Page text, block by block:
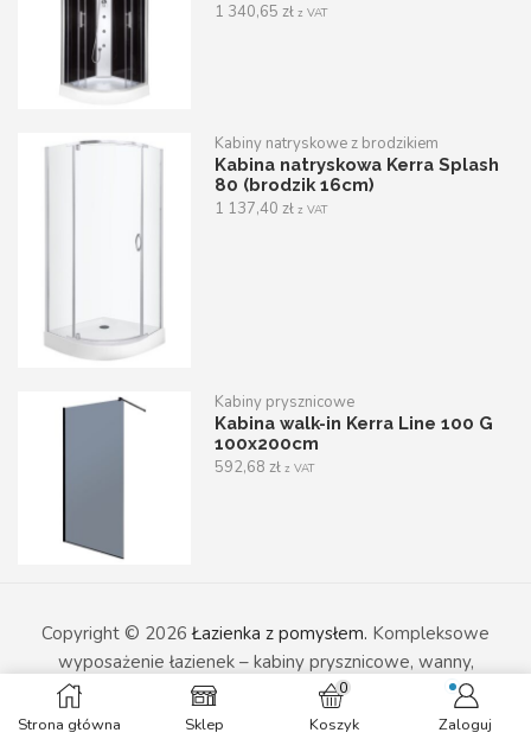
Strona główna Sklep
0
Koszyk Zaloguj
1 340,65zł z VAT
Kabiny natryskowe z brodzikiem
Kabina natryskowa Kerra Splash
80 (brodzik 16cm)
1 137,40zł z VAT
Kabiny prysznicowe
Kabina walk-in Kerra Line 100 G
100x200cm
592,68zł z VAT
Copyright © 2026Łazienka z pomysłem. Kompleksowe
wyposażenie łazienek – kabiny prysznicowe, wanny,
umywalki i armatura sanitarna w nowoczesnym wydaniu.